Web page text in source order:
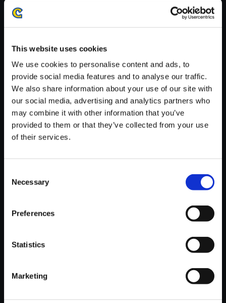
This website uses cookies
We use cookies to personalise content and ads, to
provide social media features and to analyse our traffic.
We also share information about your use of our site with
our social media, advertising and analytics partners who
may combine it with other information that you’ve
provided to them or that they’ve collected from your use
of their services.
Selection
Necessary
Preferences
Statistics
Marketing
※ご購入いただいたファイルのダウンロードの際には、通信環境
【単曲】Street Fighter 6 Origin
al Soundtrack Merry Dance
150円
おすすめ商品